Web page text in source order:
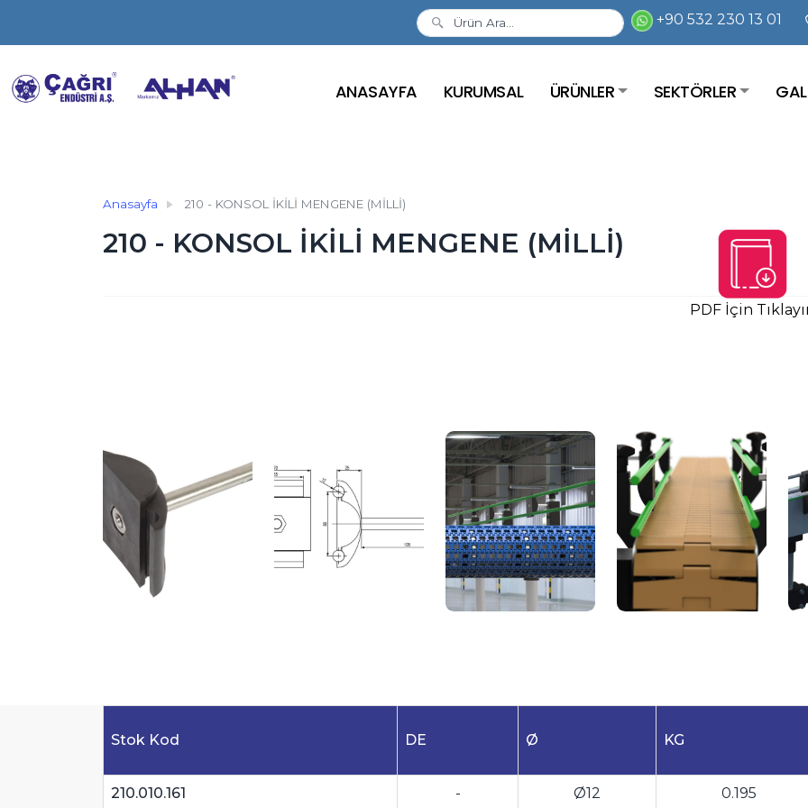
+90 532 230 13 01
ANASAYFA KURUMSAL ÜRÜNLER SEKTÖRLER
Anasayfa 210 - KONSOL İKİLİ MENGENE (MİLLİ)
PDF İçin
210 - KONSOL İKİLİ MENGENE (MİLLİ)
Stok Kod DE Ø KG
210.010.161 - Ø12 0.195